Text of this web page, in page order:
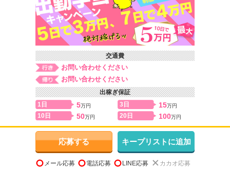
交通費
お問い合わせください
お問い合わせください
出稼ぎ保証
1日
5万円 3日 15万円
10日 50万円 20日 100万円
応募する キープリストに追加
メール応募 電話応募 LINE応募 カカオ応募